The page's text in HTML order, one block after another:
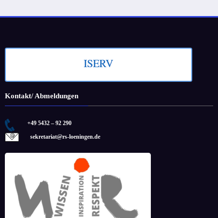
ISERV
Kontakt/ Abmeldungen
+49 5432 – 92 290
sekretariat@rs-loeningen.de